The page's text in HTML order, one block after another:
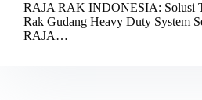
RAJA RAK INDONESIA: Solusi
Rak Gudang Heavy Duty System
RAJA…